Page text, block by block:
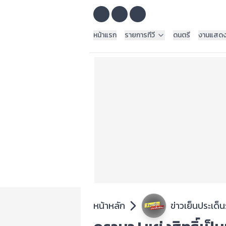
หน้าแรก รายการทีวี ดนตรี งานแสด
หน้าหลัก ข่าวเย็นประเด็